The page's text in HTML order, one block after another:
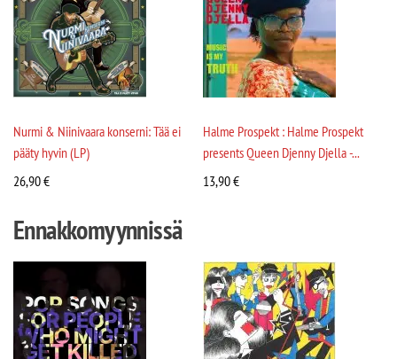
Nurmi & Niinivaara konserni: Tää ei
pääty hyvin (LP)
26,90€
Halme Prospekt : Halme Prospekt
presents Queen Djenny Djella -...
13,90€
Ennakkomyynnissä